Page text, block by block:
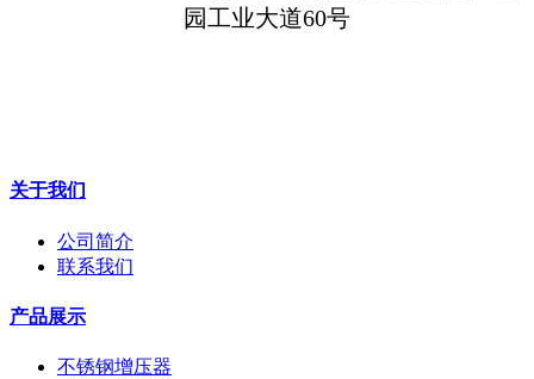
园工业大道60号
关于我们
公司简介
联系我们
产品展示
不锈钢增压器